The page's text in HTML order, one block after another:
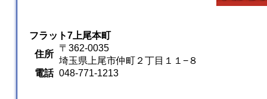
フラット7上尾本町
住所
〒362-0035
埼玉県上尾市仲町２丁目１１−８
電話 048-771-1213